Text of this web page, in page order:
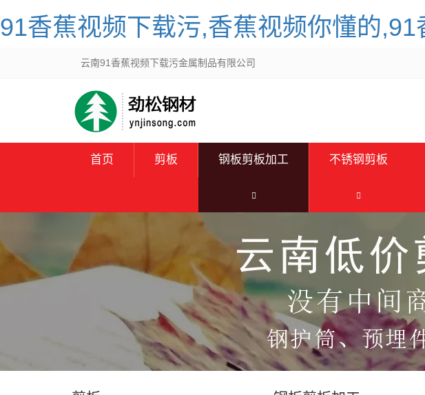
91香蕉视频下载污,香蕉视频你懂的
云南91香蕉视频下载污金属制品有限公司
首页 剪板 钢板剪板加工 不锈钢剪板